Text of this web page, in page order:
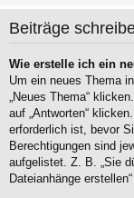
Beiträge
Wie erstelle ich ein
Um ein neues Thema
„Neues Thema“
auf „Antworten“
erforderlich ist, bevor
Berechtigungen sind
aufgelistet. Z. B. „Sie
Dateianhänge erstellen“